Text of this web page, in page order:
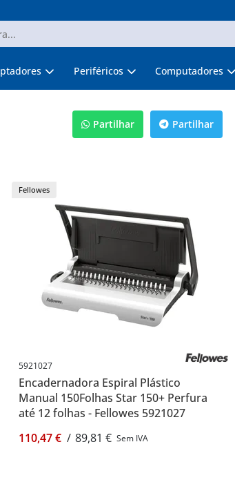
Periféricos Computadores
Partilhar Partilhar
Fellowes
5921027
Encadernadora Espiral Plástico
Manual 150Folhas Star 150+ Perfura
até 12 folhas - Fellowes 5921027
110,47 € / 89,81 € Sem IVA